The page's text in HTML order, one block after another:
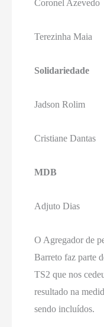
Coronel Azevedo
Terezinha Maia
Solidariedade
Jadson Rolim
Cristiane Dantas
MDB
Adjuto Dias
O Agregador de
Barreto faz parte
TS2 que nos
resultado na
sendo incluídos.